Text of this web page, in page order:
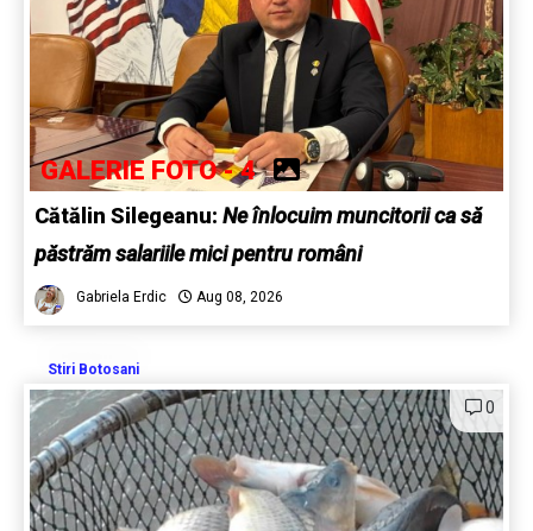
GALERIE FOTO - 4
Cătălin Silegeanu: Ne înlocuim muncitorii ca să
păstrăm salariile mici pentru români
Gabriela Erdic Aug 08, 2026
Stiri Botosani
0